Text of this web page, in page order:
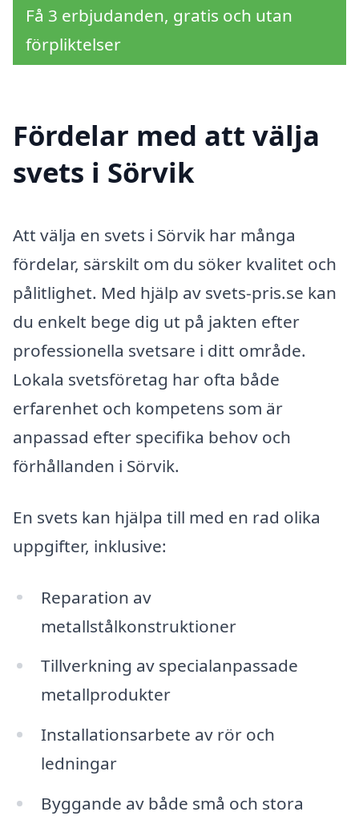
Få 3 erbjudanden, gratis och utan
förpliktelser
Fördelar med att välja
svets i Sörvik
Att välja en svets i Sörvik har många
fördelar, särskilt om du söker kvalitet och
pålitlighet. Med hjälp av svets-pris.se kan
du enkelt bege dig ut på jakten efter
professionella svetsare i ditt område.
Lokala svetsföretag har ofta både
erfarenhet och kompetens som är
anpassad efter specifika behov och
förhållanden i Sörvik.
En svets kan hjälpa till med en rad olika
uppgifter, inklusive:
Reparation av
metallstålkonstruktioner
Tillverkning av specialanpassade
metallprodukter
Installationsarbete av rör och
ledningar
Byggande av både små och stora